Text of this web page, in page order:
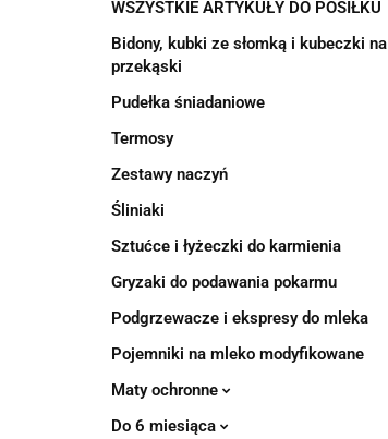
WSZYSTKIE ARTYKUŁY DO POSIŁKU
Bidony, kubki ze słomką i kubeczki na
przekąski
Pudełka śniadaniowe
Termosy
Zestawy naczyń
Śliniaki
Sztućce i łyżeczki do karmienia
Gryzaki do podawania pokarmu
Podgrzewacze i ekspresy do mleka
Pojemniki na mleko modyfikowane
Maty ochronne
Do 6 miesiąca